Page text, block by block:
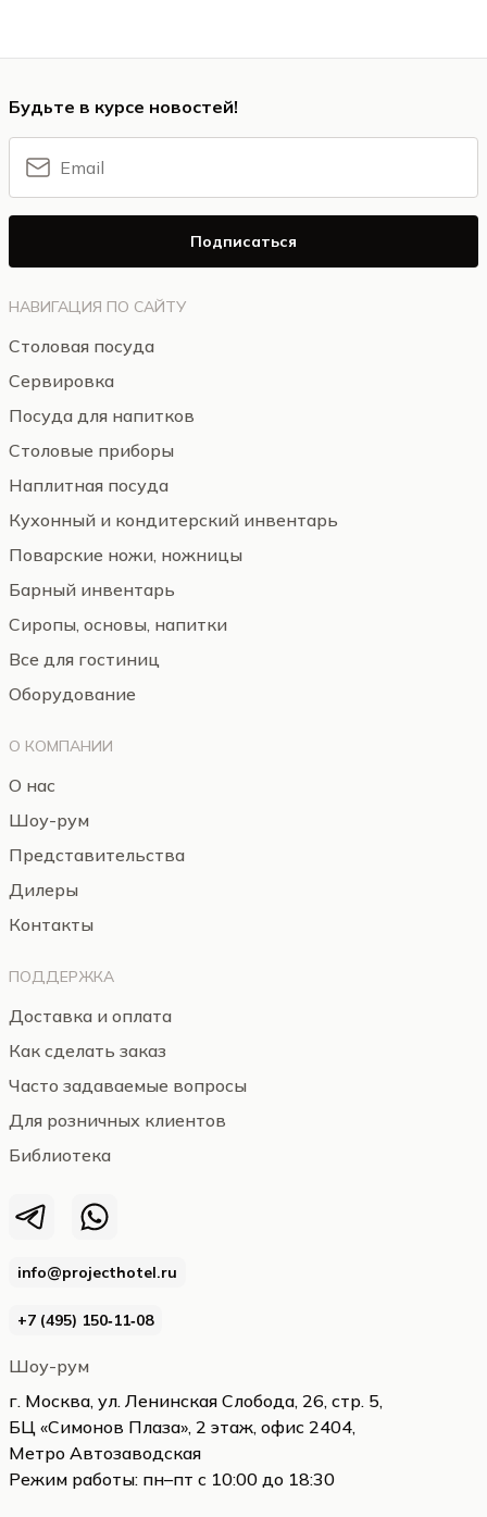
info@projecthotel.ru
+7 (495) 150‑11‑08
Шоу-рум
г. Москва, ул. Ленинская Слобода, 26, стр. 5,
БЦ «Симонов Плаза», 2 этаж, офис 2404,
Метро Автозаводская
Режим работы: пн–пт с 10:00 до 18:30
НАВИГАЦИЯ ПО САЙТУ
Столовая посуда
Сервировка
Посуда для напитков
Столовые приборы
Наплитная посуда
Кухонный и кондитерский инвентарь
Поварские ножи, ножницы
Барный инвентарь
Сиропы, основы, напитки
Все для гостиниц
Оборудование
О КОМПАНИИ
О нас
Шоу-рум
Представительства
Дилеры
Контакты
ПОДДЕРЖКА
Доставка и оплата
Как сделать заказ
Часто задаваемые вопросы
Для розничных клиентов
Библиотека
Будьте в курсе новостей!
Подписаться